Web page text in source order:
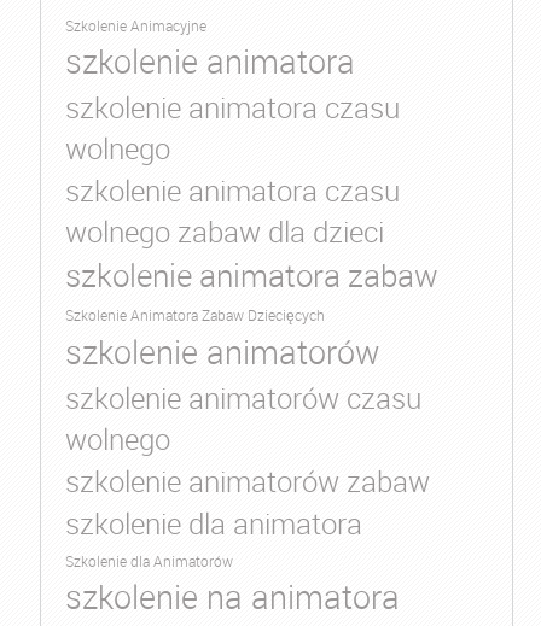
Szkolenie Animacyjne
szkolenie animatora
szkolenie animatora czasu
wolnego
szkolenie animatora czasu
wolnego zabaw dla dzieci
szkolenie animatora zabaw
Szkolenie Animatora Zabaw Dziecięcych
szkolenie animatorów
szkolenie animatorów czasu
wolnego
szkolenie animatorów zabaw
szkolenie dla animatora
Szkolenie dla Animatorów
szkolenie na animatora